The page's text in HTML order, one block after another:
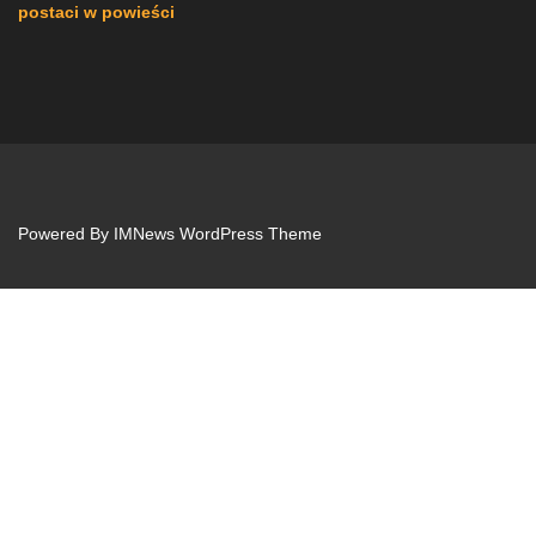
postaci w powieści
Powered By IMNews WordPress Theme